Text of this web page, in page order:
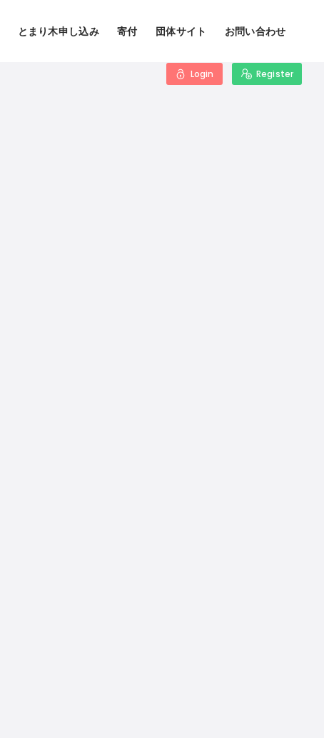
とまり木申し込み 寄付 団体サイト お問い合わせ
Login Register